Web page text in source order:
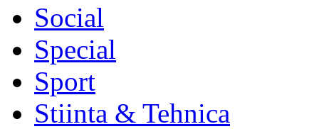
Social
Special
Sport
Stiinta & Tehnica